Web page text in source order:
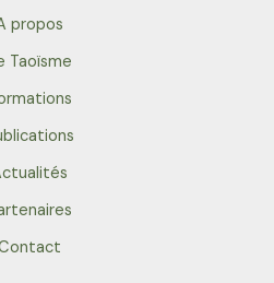
propos
Taoïsme